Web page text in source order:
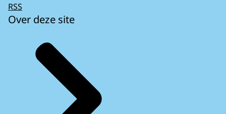
RSS
Over deze site